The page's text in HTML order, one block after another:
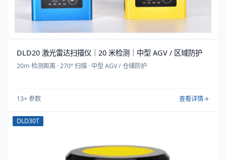
DLD20 激光雷达扫描仪｜20 米检测｜中型 AGV / 区域防护
20m 检测距离 · 270° 扫描 · 中型 AGV / 仓储防护
13+ 参数 查看详情
DLD30T